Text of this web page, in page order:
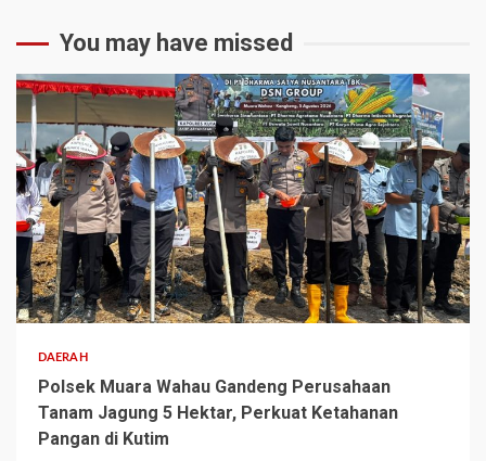
You may have missed
2 min read
DAERAH
Polsek Muara Wahau Gandeng Perusahaan
Tanam Jagung 5 Hektar, Perkuat Ketahanan
Pangan di Kutim